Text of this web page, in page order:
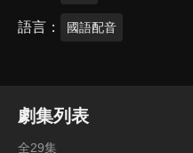
語言 國語配音
劇集列表
全29集